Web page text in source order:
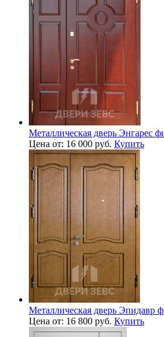
Металлическая дверь Энгарес
Цена от: 16 000 руб. Купить
Металлическая дверь Эпидавр
Цена от: 16 800 руб. Купить